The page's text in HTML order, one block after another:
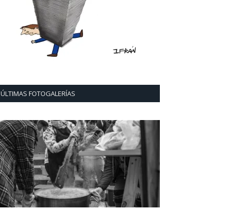
ÚLTIMAS FOTOGALERÍAS